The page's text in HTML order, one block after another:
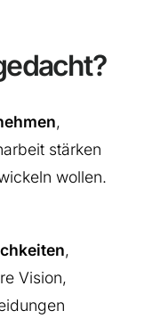
,
stärken
wollen.
,
Vision,